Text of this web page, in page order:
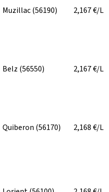
Muzillac(56190) 2,167€/L
Belz (56550) 2,167€/L
Quiberon (56170) 2,168€/L